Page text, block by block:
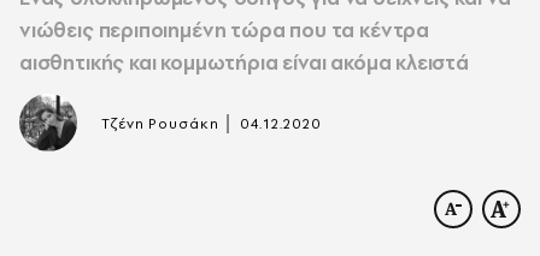
νιώθεις περιποιημένη τώρα που τα κέντρα
αισθητικής και κομμωτήρια είναι ακόμα κλειστά
Τζένη Ρουσάκη 04.12.2020